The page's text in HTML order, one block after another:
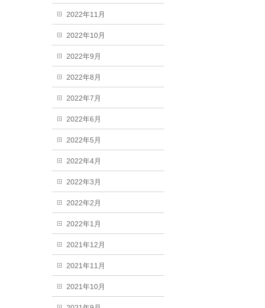
2022年11月
2022年10月
2022年9月
2022年8月
2022年7月
2022年6月
2022年5月
2022年4月
2022年3月
2022年2月
2022年1月
2021年12月
2021年11月
2021年10月